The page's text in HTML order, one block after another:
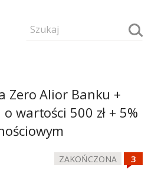
Zero Alior Banku +
wartości 500 zł + 5%
ZAKOŃCZONA